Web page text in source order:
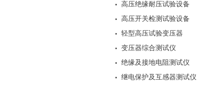
高压绝缘耐压试验设备
高压开关检测试验设备
轻型高压试验变压器
变压器综合测试仪
绝缘及接地电阻测试仪
继电保护及互感器测试仪